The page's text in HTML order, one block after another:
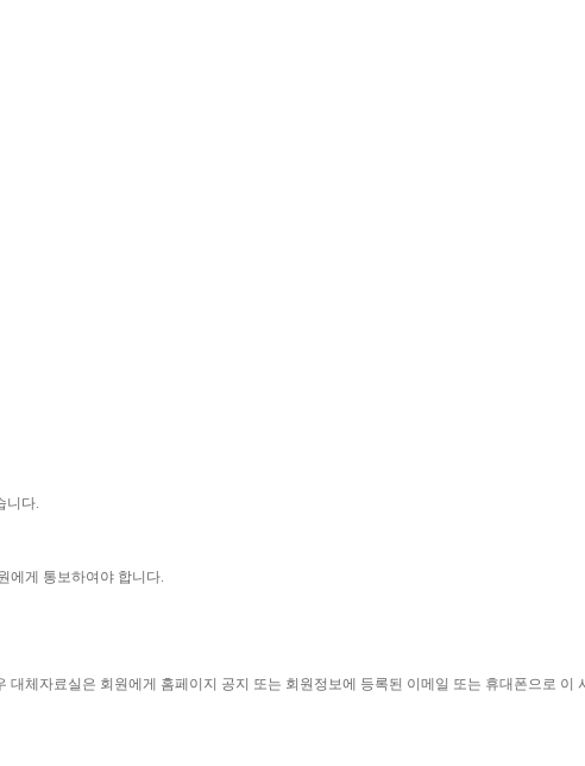
니다.
에게 통보하여야 합니다.
체자료실은 회원에게 홈페이지 공지 또는 회원정보에 등록된 이메일 또는 휴대폰으로 이